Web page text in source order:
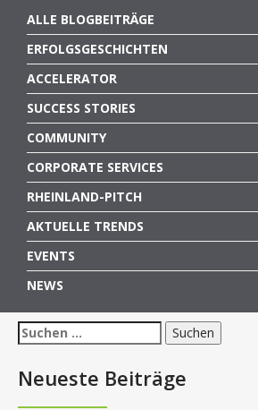
ALLE BLOGBEITRÄGE
ERFOLGSGESCHICHTEN
ACCELERATOR
SUCCESS STORIES
COMMUNITY
CORPORATE SERVICES
RHEINLAND-PITCH
AKTUELLE TRENDS
EVENTS
NEWS
Suchen
nach:
Neueste Beiträge